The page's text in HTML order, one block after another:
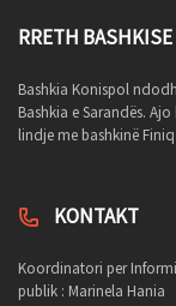
RRETH
Bashkia Konispol
Bashkia e Sarandës.
lindje me bashkinë
KONTAKT
Koordinatori per
publik : Marinela Hania